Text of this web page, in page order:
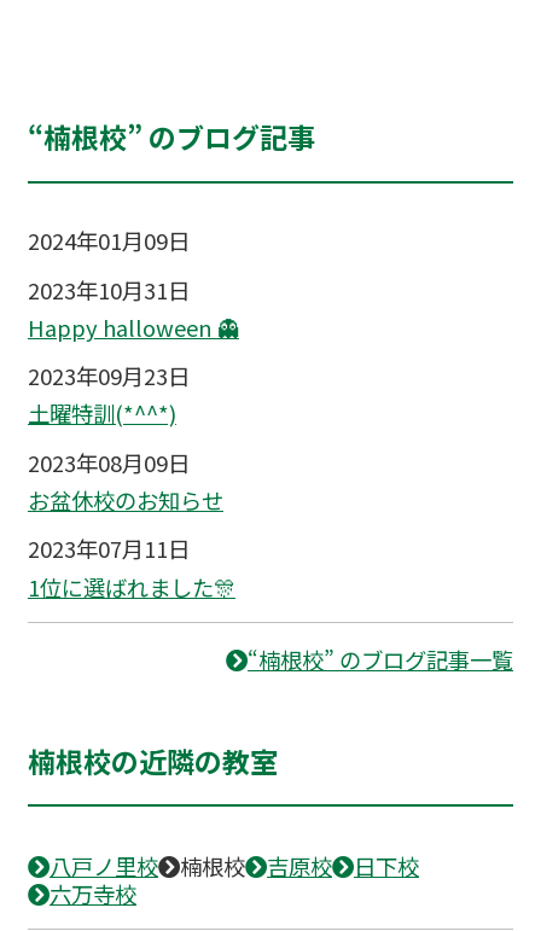
“楠根校” のブログ記事
2024年01月09日
2023年10月31日
Happy halloween 👻
2023年09月23日
土曜特訓(*^^*)
2023年08月09日
お盆休校のお知らせ
2023年07月11日
1位に選ばれました🎊
“楠根校” のブログ記事一覧
楠根校の近隣の教室
八戸ノ里校 楠根校 吉原校
日下校
六万寺校